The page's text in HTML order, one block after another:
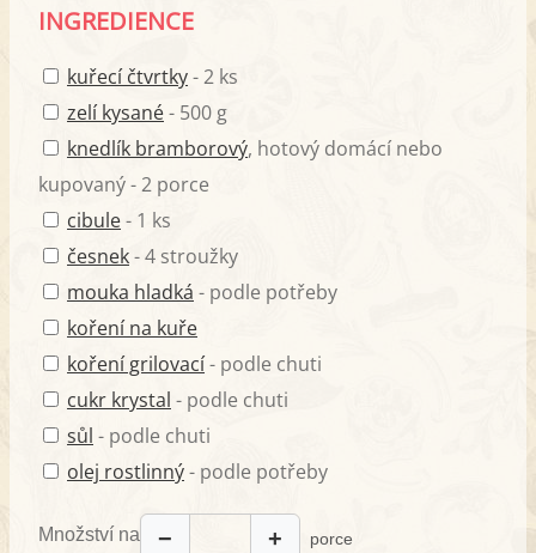
INGREDIENCE
kuřecí čtvrtky- 2 ks
zelí kysané- 500 g
knedlík bramborový, hotový domácí nebo
kupovaný - 2 porce
cibule- 1 ks
česnek- 4 stroužky
mouka hladká - podle potřeby
koření na kuře
koření grilovací- podle chuti
cukr krystal - podle chuti
sůl - podle chuti
olej rostlinný- podle potřeby
Množství na − + porce